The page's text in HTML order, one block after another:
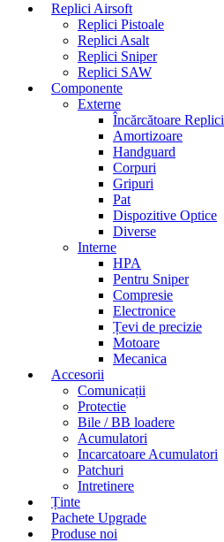
Replici Airsoft
Replici Pistoale
Replici Asalt
Replici Sniper
Replici SAW
Componente
Externe
Încărcătoare Replici
Amortizoare
Handguard
Corpuri
Gripuri
Pat
Dispozitive Optice
Diverse
Interne
HPA
Pentru Sniper
Compresie
Electronice
Țevi de precizie
Motoare
Mecanica
Accesorii
Comunicații
Protectie
Bile / BB loadere
Acumulatori
Incarcatoare Acumulatori
Patchuri
Intretinere
Ținte
Pachete Upgrade
Produse noi